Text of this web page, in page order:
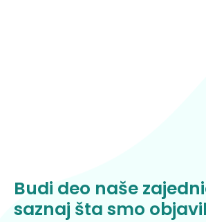
Budi deo naše
saznaj šta smo